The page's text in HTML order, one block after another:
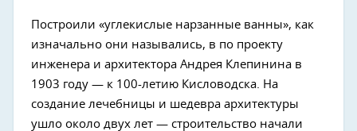
Построили «углекислые нарзанные ванны», как
изначально они назывались, в по проекту
инженера и архитектора Андрея Клепинина в
1903 году — к 100-летию Кисловодска. На
создание лечебницы и шедевра архитектуры
ушло около двух лет — строительство начали